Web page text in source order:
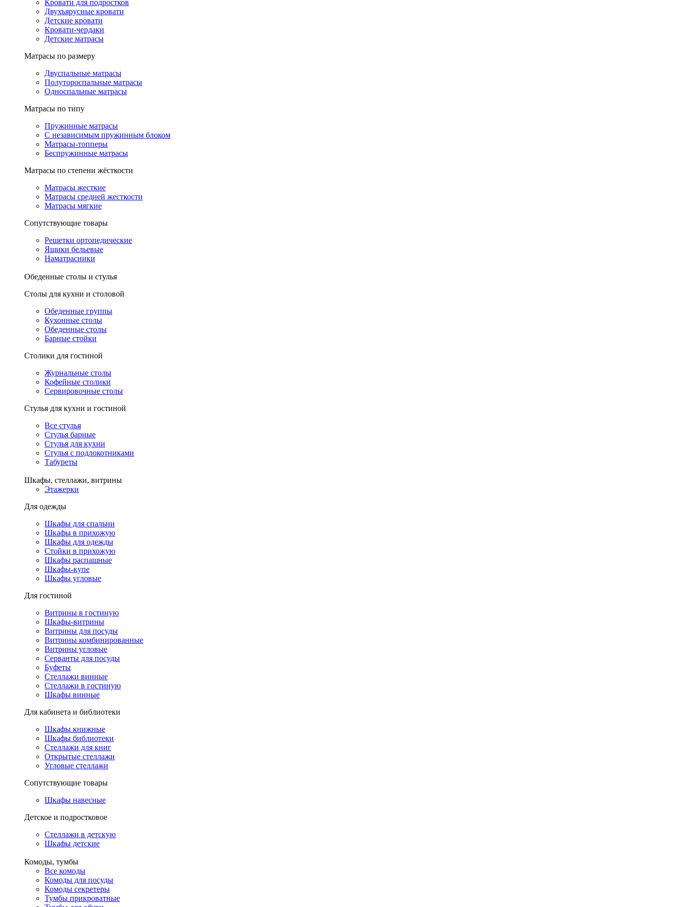
Кровати для подростков
Двухъярусные кровати
Детские кровати
Кровати-чердаки
Детские матрасы
Матрасы по размеру
Двуспальные матрасы
Полутороспальные матрасы
Односпальные матрасы
Матрасы по типу
Пружинные матрасы
С независимым пружинным блоком
Матрасы-топперы
Беспружинные матрасы
Матрасы по степени жёсткости
Матрасы жесткие
Матрасы средней жесткости
Матрасы мягкие
Сопутствующие товары
Решетки ортопедические
Ящики бельевые
Наматрасники
Обеденные столы и стулья
Столы для кухни и столовой
Обеденные группы
Кухонные столы
Обеденные столы
Барные стойки
Столики для гостиной
Журнальные столы
Кофейные столики
Сервировочные столы
Стулья для кухни и гостиной
Все стулья
Стулья барные
Стулья для кухни
Стулья с подлокотниками
Табуреты
Шкафы, стеллажи, витрины
Этажерки
Для одежды
Шкафы для спальни
Шкафы в прихожую
Шкафы для одежды
Стойки в прихожую
Шкафы распашные
Шкафы-купе
Шкафы угловые
Для гостиной
Витрины в гостиную
Шкафы-витрины
Витрины для посуды
Витрины комбинированные
Витрины угловые
Серванты для посуды
Буфеты
Стеллажи винные
Стеллажи в гостиную
Шкафы винные
Для кабинета и библиотеки
Шкафы книжные
Шкафы библиотеки
Стеллажи для книг
Открытые стеллажи
Угловые стеллажи
Сопутствующие товары
Шкафы навесные
Детское и подростковое
Стеллажи в детскую
Шкафы детские
Комоды, тумбы
Все комоды
Комоды для посуды
Комоды секретеры
Тумбы прикроватные